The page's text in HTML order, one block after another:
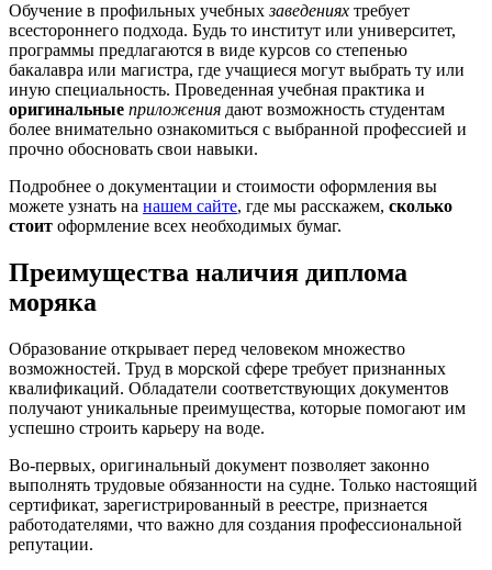
Обучение в профильных учебныхзаведениях требует
всестороннего подхода. Будь то институт или университет,
программы предлагаются в виде курсов со степенью
бакалавра или магистра, где учащиеся могут выбрать ту или
иную специальность. Проведенная учебная практика и
оригинальные приложения дают возможность студентам
более внимательно ознакомиться с выбранной профессией и
прочно обосновать свои навыки.
Подробнее о документации и стоимости оформления вы
можете узнать на нашем сайте, где мы расскажем, сколько
стоит оформление всех необходимых бумаг.
Преимущества наличия диплома
моряка
Образование открывает перед человеком множество
возможностей. Труд в морской сфере требует признанных
квалификаций. Обладатели соответствующих документов
получают уникальные преимущества, которые помогают им
успешно строить карьеру на воде.
Во-первых, оригинальный документ позволяет законно
выполнять трудовые обязанности на судне. Только настоящий
сертификат, зарегистрированный в реестре, признается
работодателями, что важно для создания профессиональной
репутации.